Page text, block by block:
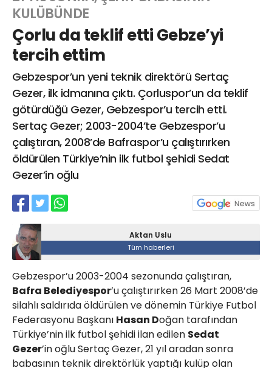
KULÜBÜNDE
Çorlu da teklif etti Gebze’yi
tercih ettim
Gebzespor’un yeni teknik direktörü Sertaç
Gezer, ilk idmanına çıktı. Çorluspor’un da teklif
götürdüğü Gezer, Gebzespor’u tercih etti.
Sertaç Gezer; 2003-2004’te Gebzespor’u
çalıştıran, 2008’de Bafraspor’u çalıştırırken
öldürülen Türkiye’nin ilk futbol şehidi Sedat
Gezer’in oğlu
Aktan Uslu
Tüm haberleri
Gebzespor’u 2003-2004 sezonunda çalıştıran,
Bafra Belediyespor’u çalıştırırken 26 Mart 2008’de
silahlı saldırıda öldürülen ve dönemin Türkiye Futbol
Federasyonu Başkanı Hasan Doğan tarafından
Türkiye’nin ilk futbol şehidi ilan edilen Sedat
Gezer’in oğlu Sertaç Gezer, 21 yıl aradan sonra
babasının teknik direktörlük yaptığı kulüp olan
Hacı Halil Mahallesi, İsmetpaşa
Caddesi, Beşiroğlu Altın Han Kat: 1
(BİLKAR)Gebze - KOCAELİ
aktanuslu@gmail.com